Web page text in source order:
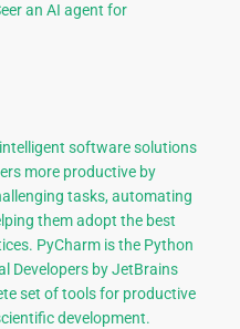
an AI agent for
software solutions
more productive by
tasks, automating
them adopt the best
PyCharm is the Python
Developers by JetBrains
set of tools for productive
development.